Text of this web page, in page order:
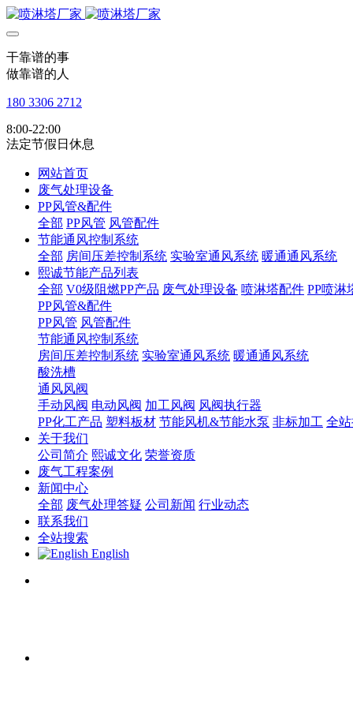
干靠谱的事
做靠谱的人
180 3306 2712
8:00-22:00
法定节假日休息
网站首页
废气处理设备
PP风管&配件
全部 PP风管 风管配件
节能通风控制系统
全部 房间压差控制系统 实验室通风系统 暖通通风系统
熙诚节能产品列表
全部 V0级阻燃PP产品 废气处理设备 喷淋塔配件 PP喷淋
PP风管&配件
PP风管 风管配件
节能通风控制系统
房间压差控制系统 实验室通风系统 暖通通风系统
酸洗槽
通风风阀
手动风阀 电动风阀 加工风阀 风阀执行器
PP化工产品 塑料板材 节能风机&节能水泵 非标加工 全
关于我们
公司简介 熙诚文化 荣誉资质
废气工程案例
新闻中心
全部 废气处理答疑 公司新闻 行业动态
联系我们
全站搜索
English